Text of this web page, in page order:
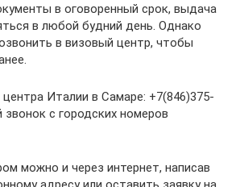
в оговоренный срок, выдача
в любой будний день. Однако
в визовый центр, чтобы
Италии в Самаре: +7(846)375-
с городских номеров
можно и через интернет, написав